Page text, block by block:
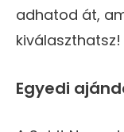
adhatod át,
kiválaszthatsz!
Egyedi